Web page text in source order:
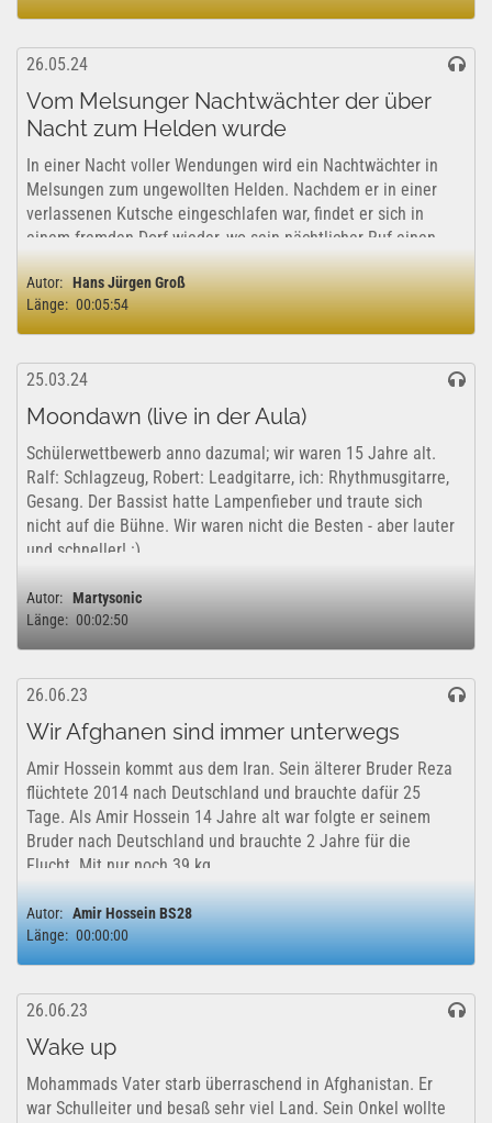
26.05.24
Vom Melsunger Nachtwächter der über
Nacht zum Helden wurde
In einer Nacht voller Wendungen wird ein Nachtwächter in
Melsungen zum ungewollten Helden. Nachdem er in einer
verlassenen Kutsche eingeschlafen war, findet er sich in
einem fremden Dorf wieder, wo sein nächtlicher Ruf einen
gesuchten Verbrecher entlarvt....
Autor: Hans Jürgen Groß
Länge: 00:05:54
25.03.24
Moondawn (live in der Aula)
Schülerwettbewerb anno dazumal; wir waren 15 Jahre alt.
Ralf: Schlagzeug, Robert: Leadgitarre, ich: Rhythmusgitarre,
Gesang. Der Bassist hatte Lampenfieber und traute sich
nicht auf die Bühne. Wir waren nicht die Besten - aber lauter
und schneller! :) ...
Autor: Martysonic
Länge: 00:02:50
26.06.23
Wir Afghanen sind immer unterwegs
Amir Hossein kommt aus dem Iran. Sein älterer Bruder Reza
flüchtete 2014 nach Deutschland und brauchte dafür 25
Tage. Als Amir Hossein 14 Jahre alt war folgte er seinem
Bruder nach Deutschland und brauchte 2 Jahre für die
Flucht. Mit nur noch 39 kg...
Autor: Amir Hossein BS28
Länge: 00:00:00
26.06.23
Wake up
Mohammads Vater starb überraschend in Afghanistan. Er
war Schulleiter und besaß sehr viel Land. Sein Onkel wollte